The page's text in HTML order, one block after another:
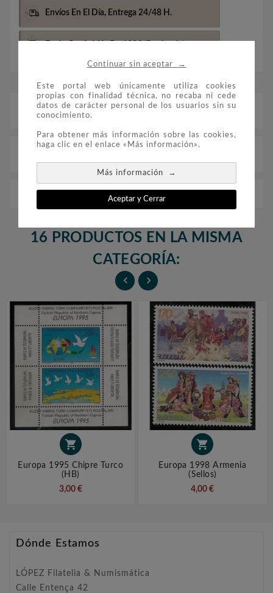
Continuar sin aceptar →
Este portal web únicamente utiliza cookies
propias con finalidad técnica, no recaba ni cede
datos de carácter personal de los usuarios sin su
conocimiento.
Para obtener más información sobre las cookies,
haga clic en el enlace «Más información».
Más información →
Aceptar y Cerrar
Envíos En El Día, Entrega 24/48 H.
Descripción
Europa 2000 Yugoslavia (carnet) Azul
16 PRODUCTOS EN LA MISMA
CATEGORÍA:
 

Europa 1995 Chipre Turco
(HB)
3,00 €

Europa 1998 Armenia
(sellos)
4,00 €
Dónde Estamos
LÓPEZ Filatelia & Numismática
Calle Entença 42